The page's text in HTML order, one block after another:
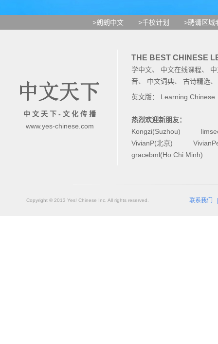
>朗朗中文 >千校计划 >聘请区域
中 文 天 下 - 文 化 传 播
www.yes-chinese.com
THE BEST CHINESE
学中文、 中文在线课程、
音、 中文词典、 古诗精选
英文版： Learning Chinese
热烈欢迎新朋友：
Kongzi(Suzhou)
VivianP(北京)
gracebml(Ho Chi Minh)
Copyright © 2013 Yes! Chinese Inc. All rights reserved. 联系我们